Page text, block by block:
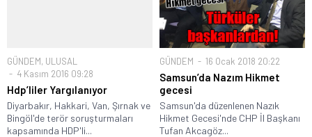
GÜNDEM, ULUSAL
4 Kasım 2016 09:28
Hdp’liler Yargılanıyor
Diyarbakır, Hakkari, Van, Şırnak ve
Bingöl'de terör soruşturmaları
kapsamında HDP'li...
GÜNDEM 16 Ocak 2018 20:22
Samsun’da Nazım Hikmet
gecesi
Samsun'da düzenlenen Nazık
Hikmet Gecesi'nde CHP İl Başkanı
Tufan Akcagöz...